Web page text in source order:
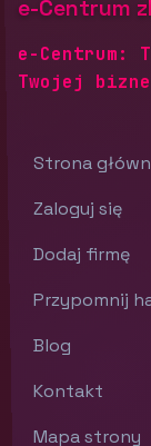
e-Centrum
e-Centrum:
Twojej
Strona
Zaloguj się
Dodaj firmę
Przypomnij
Blog
Kontakt
Mapa strony